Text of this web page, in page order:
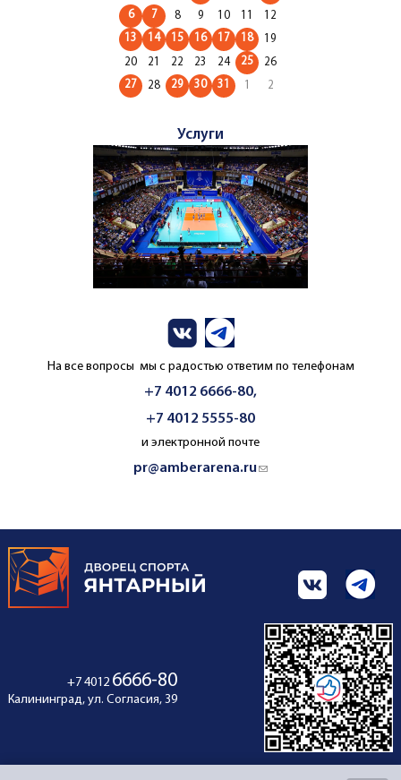
6
7 8 9 10
12
13
14 15 16 17 18
19
20
21 22 23 24 25
26
27
28 29 30 31 2
Услуги
На все вопросы мы с радостью ответим по телефонам
+7 4012 6666-80,
+7 4012 5555-80
и электронной почте
pr@amberarena.ru(link sends e-mail)
+7 4012 6666-80
Калининград, ул. Согласия, 39